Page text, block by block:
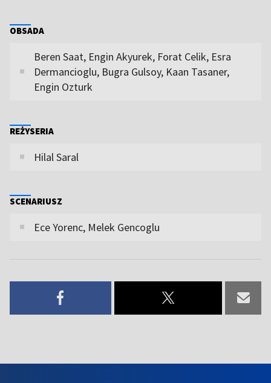
OBSADA
Beren Saat, Engin Akyurek, Forat Celik, Esra
Dermancioglu, Bugra Gulsoy, Kaan Tasaner,
Engin Ozturk
REŻYSERIA
Hilal Saral
SCENARIUSZ
Ece Yorenc, Melek Gencoglu